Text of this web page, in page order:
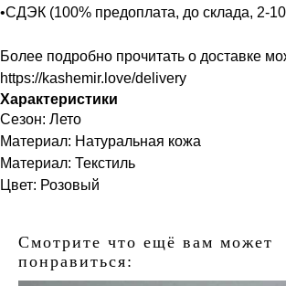
•СДЭК (100% предоплата, до склада, 2-
Более подробно прочитать о доставке
https://kashemir.love/delivery
Характеристики
Сезон: Лето
Материал: Натуральная кожа
Материал: Текстиль
Цвет: Розовый
Смотрите что ещё вам может
понравиться: